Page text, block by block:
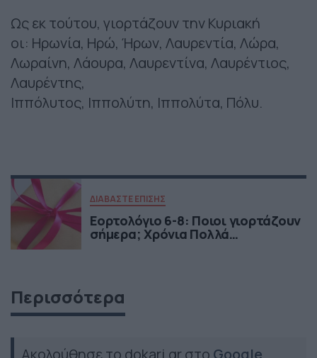
Ως εκ τούτου, γιορτάζουν την Κυριακή
οι: Ηρωνία, Ηρώ, Ήρων, Λαυρεντία, Λώρα,
Λωραίνη, Λάουρα, Λαυρεντίνα, Λαυρέντιος,
Λαυρέντης,
Ιππόλυτος, Ιππολύτη, Ιππολύτα, Πόλυ.
ΔΙΑΒΑΣΤΕ ΕΠΙΣΗΣ
Εορτολόγιο 6-8: Ποιοι γιορτάζουν
σήμερα; Χρόνια Πολλά…
Περισσότερα